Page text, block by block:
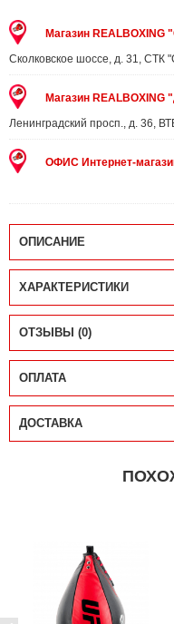
Магазин REALBOXING
Сколковское шоссе, д. 31,
Магазин REALBOXING
Ленинградский просп., д. 36,
ОФИС Интернет-
ОПИСАНИЕ
ХАРАКТЕРИСТИКИ
ОТЗЫВЫ (0)
ОПЛАТА
ДОСТАВКА